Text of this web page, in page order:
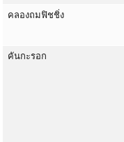
คลองถมฟิชชิ่ง
คันกะรอก